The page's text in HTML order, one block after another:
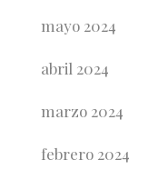
mayo 2024
abril 2024
marzo 2024
febrero 2024